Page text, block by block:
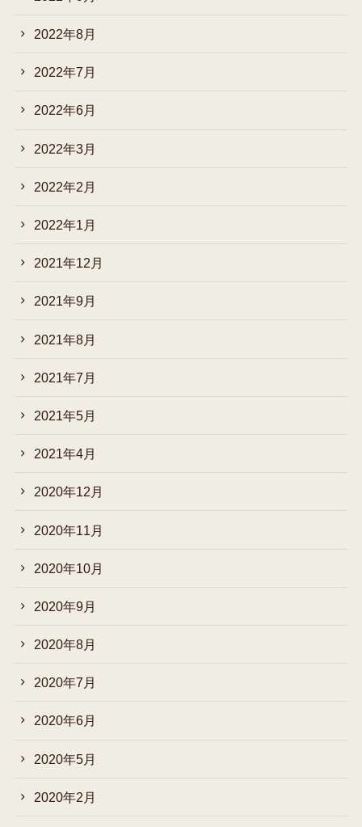
2022年8月
2022年7月
2022年6月
2022年3月
2022年2月
2022年1月
2021年12月
2021年9月
2021年8月
2021年7月
2021年5月
2021年4月
2020年12月
2020年11月
2020年10月
2020年9月
2020年8月
2020年7月
2020年6月
2020年5月
2020年2月